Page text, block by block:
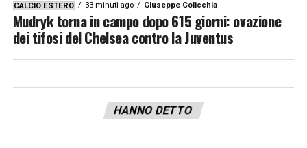
CALCIO ESTERO 33 minuti ago Giuseppe Colicchia
Mudryk torna in campo dopo 615 giorni: ovazione
dei tifosi del Chelsea contro la Juventus
HANNO DETTO